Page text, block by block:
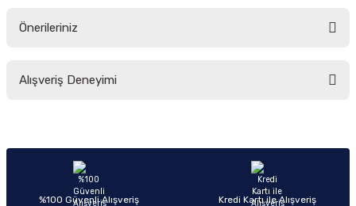
Önerileriniz
yetersiz gördüğünüz noktaları öneri formunu kullanarak tarafımıza
Ürün açıklamasında eksik bilgiler bulunuyor.
Ürün bilgilerinde hatalar bulunuyor.
Alışveriş Deneyimi
Sitemize ilk yorumu siz yapın!
%100 Güvenli Alışveriş Kredi Kartı ile Alışveriş